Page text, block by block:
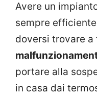
Avere un
sempre
doversi trovare
portare alla
in casa dai